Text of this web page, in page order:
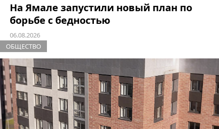
На Ямале запустили новый план по
борьбе с бедностью
06.08.2026
ОБЩЕСТВО